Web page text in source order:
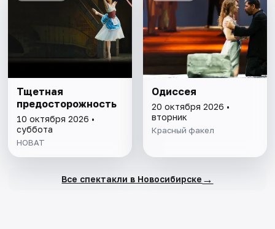
Тщетная
предосторожность
10 октября 2026 •
суббота
НОВАТ
Одиссея
20 октября 2026 •
вторник
Красный факел
Все спектакли в Новосибирске →